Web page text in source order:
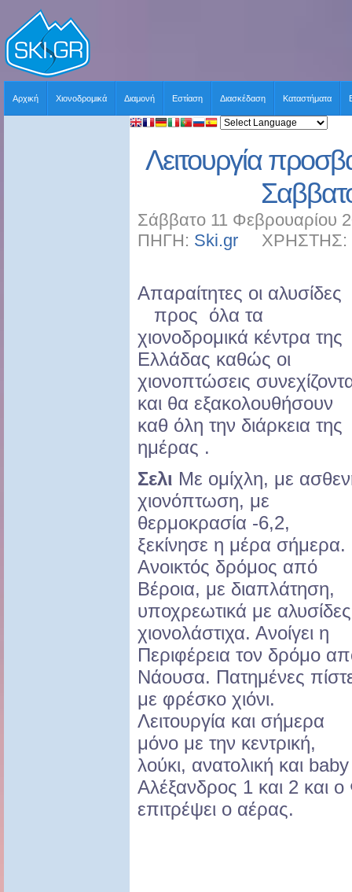
Αρχική Χιονοδρομικά Διαμονή Εστίαση Διασκέδαση Καταστήματα
Λειτουργία
Σάββατο 11 Φεβρουαρίου
ΠΗΓΗ: Ski.gr ΧΡΗΣΤΗΣ:
Απαραίτητες οι αλυσίδες
προς όλα τα
χιονοδρομικά κέντρα της
Ελλάδας καθώς οι
χιονοπτώσεις
και θα εξακολουθήσουν
καθ όλη την διάρκεια της
ημέρας .
Σελι Με ομίχλη, με
χιονόπτωση, με
θερμοκρασία -6,2,
ξεκίνησε η μέρα σήμερα.
Ανοικτός δρόμος από
Βέροια, με διαπλάτηση,
υποχρεωτικά με
χιονολάστιχα. Ανοίγει η
Περιφέρεια τον δρόμο
Νάουσα. Πατημένες
με φρέσκο χιόνι.
Λειτουργία και σήμερα
μόνο με την κεντρική,
λούκι, ανατολική και
Αλέξανδρος 1 και 2 και
επιτρέψει ο αέρας.